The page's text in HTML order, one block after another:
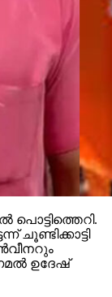
പൊട്ടിത്തെറി.
ചൂണ്ടിക്കാട്ടി
ഉദേഷ്